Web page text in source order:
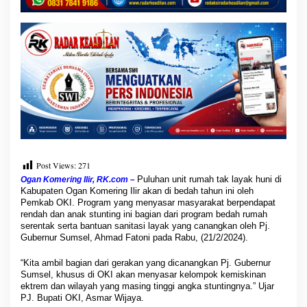
n
n
g
d
a
n
K
e
m
i
k
i
n
a
n
E
k
t
r
i
m
Post Views:271
Ogan Komering Ilir, RK.com – Puluhan unit rumah tak layak huni di
Kabupaten Ogan Komering Ilir akan di bedah tahun ini oleh
Pemkab OKI. Program yang menyasar masyarakat berpendapat
rendah dan anak stunting ini bagian dari program bedah rumah
serentak serta bantuan sanitasi layak yang canangkan oleh Pj.
Gubernur Sumsel, Ahmad Fatoni pada Rabu, (21/2/2024).
“Kita ambil bagian dari gerakan yang dicanangkan Pj. Gubernur
Sumsel, khusus di OKI akan menyasar kelompok kemiskinan
ektrem dan wilayah yang masing tinggi angka stuntingnya.” Ujar
PJ. Bupati OKI, Asmar Wijaya.